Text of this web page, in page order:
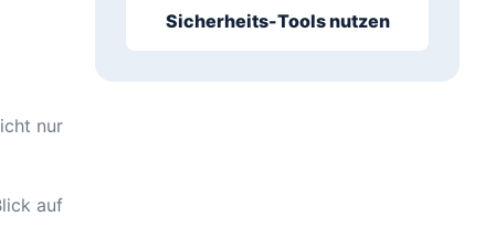
nur
auf
Sicherheits-Tools nutzen